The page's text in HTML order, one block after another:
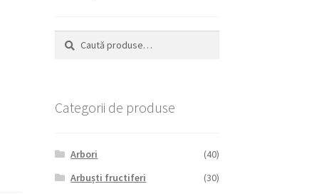
Caută
după:
Caută
Categorii de produse
Arbori
(40)
Arbuști fructiferi
(30)